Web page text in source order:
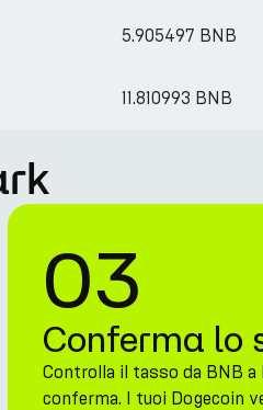
5.905497 BNB
11.810993 BNB
03
Conferma lo
Controlla il tasso da BNB a
conferma. I tuoi Dogecoin